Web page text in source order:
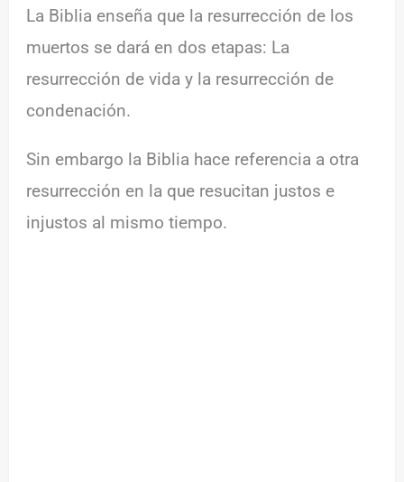
La Biblia enseña que la resurrección de los
muertos se dará en dos etapas: La
resurrección de vida y la resurrección de
condenación.
Sin embargo la Biblia hace referencia a otra
resurrección en la que resucitan justos e
injustos al mismo tiempo.